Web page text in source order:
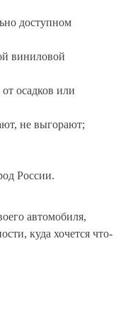
доступном
виниловой
осадков или
не выгорают;
России.
автомобиля,
куда хочется что-